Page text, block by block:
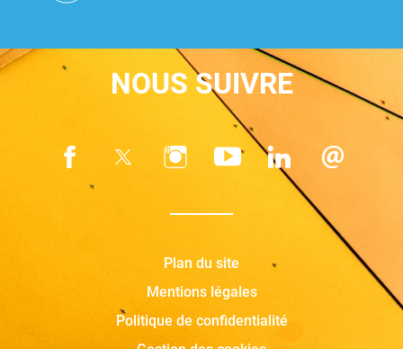
NOUS SUIVRE
Plan du site
Mentions légales
Politique de confidentialité